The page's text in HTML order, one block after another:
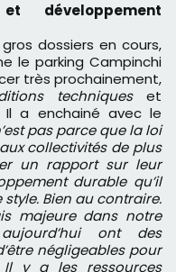
développement
dossiers en cours,
le parking Campinchi
très prochainement,
techniqueset
a enchainé avec le
pas parce que la loi
collectivités de plus
un rapport sur leur
durable qu’il
style. Bien au contraire.
majeure dans notre
ont des
négligeables pour
Il y a les ressources